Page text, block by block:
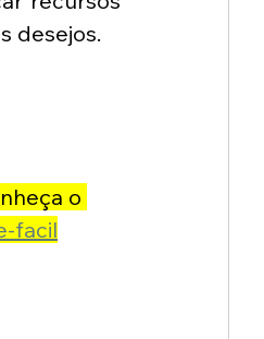
desejos.
o
facil